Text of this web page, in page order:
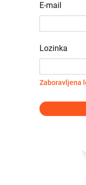
E-mail
Lozinka
Zaboravljena